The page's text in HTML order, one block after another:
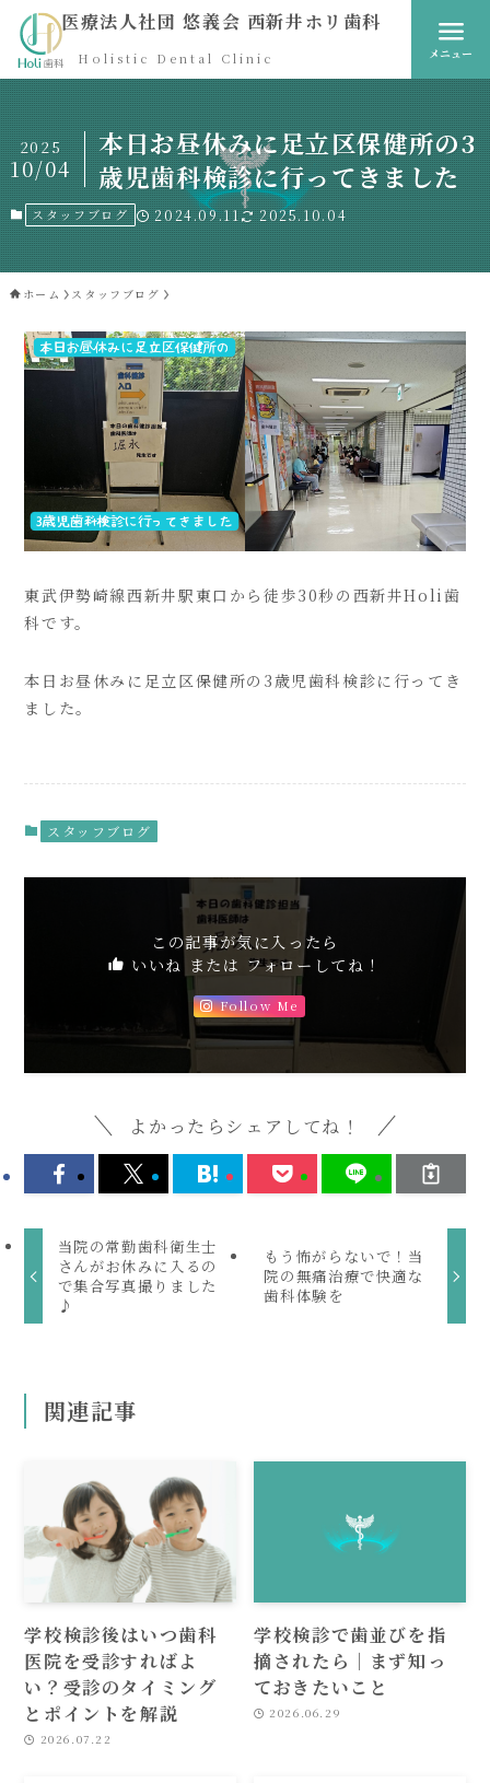
医療法人社団 悠義会 西新井ホリ歯科
Holistic Dental Clinic メニュー
本日お昼休みに足立区保健所の3
歳児歯科検診に行ってきました
2025
10/04
スタッフブログ 2024.09.11 2025.10.04
ホーム スタッフブログ
東武伊勢崎線西新井駅東口から徒歩30秒の西新井Holi歯
科です。
本日お昼休みに足立区保健所の3歳児歯科検診に行ってき
ました。
スタッフブログ
この記事が気に入ったら
いいね または フォローしてね！
Follow Me
よかったらシェアしてね！
当院の常勤歯科衛生士
さんがお休みに入るの
で集合写真撮りました
♪
もう怖がらないで！当
院の無痛治療で快適な
歯科体験を
関連記事
学校検診後はいつ歯科
医院を受診すればよ
い？受診のタイミング
とポイントを解説
2026.07.22
学校検診で歯並びを指
摘されたら｜まず知っ
ておきたいこと
2026.06.29